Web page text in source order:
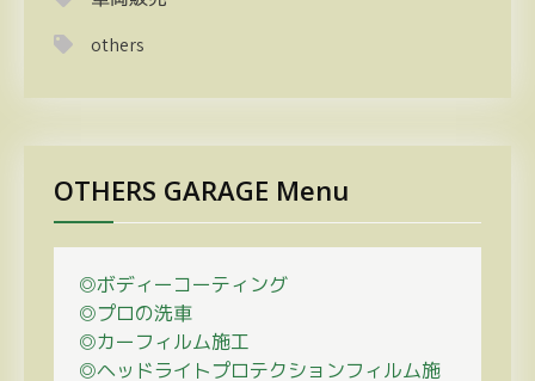
others
OTHERS GARAGE Menu
◎ボディーコーティング
◎プロの洗車
◎カーフィルム施工
◎ヘッドライトプロテクションフィルム施